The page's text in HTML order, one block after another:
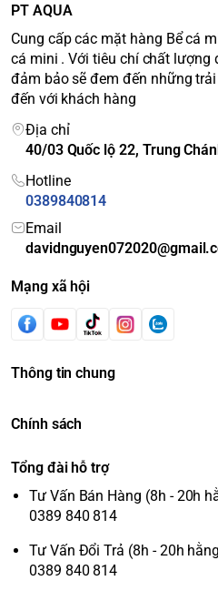
PT AQUA
Cung cấp các mặt hàng Bể cá
cá mini . Với tiêu chí chất
đảm bảo sẽ đem đến những
đến với khách hàng
Địa chỉ
40/03 Quốc lộ 22, Trung
Hotline
0389840814
Email
Mạng xã hội
Thông tin chung
Chính sách
Tổng đài hỗ trợ
Tư Vấn Bán Hàng (8h - 20h
0389 840 814
Tư Vấn Đổi Trả (8h - 20h
0389 840 814